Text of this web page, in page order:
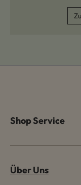
Shop Service
Über Uns